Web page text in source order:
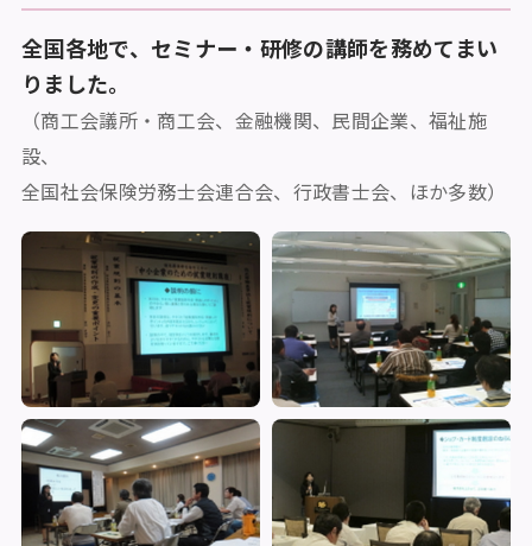
全国各地で、セミナー・研修の講師を務めてまい
りました。
（商工会議所・商工会、金融機関、民間企業、福祉施
設、
全国社会保険労務士会連合会、行政書士会、ほか多数）